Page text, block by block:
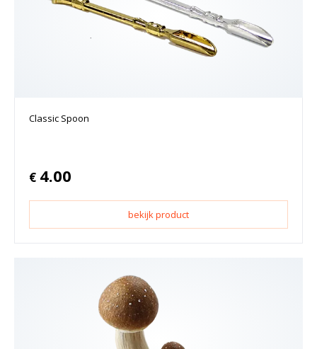
Classic Spoon
€ 4.00
bekijk product